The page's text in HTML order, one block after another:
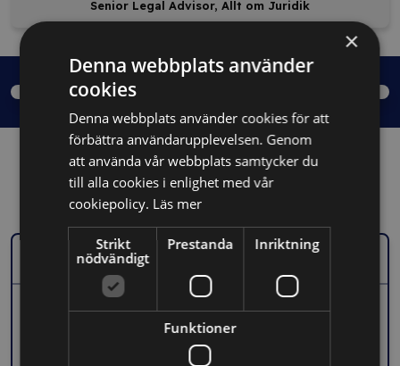
Senior Legal Advisor, Allt om Juridik
Relaterade kurser:
Marknadsföringens digitala lagar och regler
- cookies, samtycken och samarbeten för små och medelstora
×
Denna webbplats använder
cookies
Denna webbplats använder cookies för att
förbättra användarupplevelsen. Genom
att använda vår webbplats samtycker du
till alla cookies i enlighet med vår
cookiepolicy. Läs mer
Strikt
nödvändigt
Prestanda Inriktning
Funktioner